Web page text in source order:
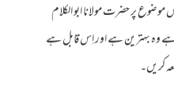
پر حضرت مولانا ابو الکلام
وہ بہترین ہے اور اِس قابل ہے
کریں۔